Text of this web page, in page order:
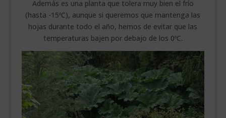
Además es una planta que tolera muy bien el frío
(hasta -15ºC), aunque si queremos que mantenga las
hojas durante todo el año, hemos de evitar que las
temperaturas bajen por debajo de los 0ºC.